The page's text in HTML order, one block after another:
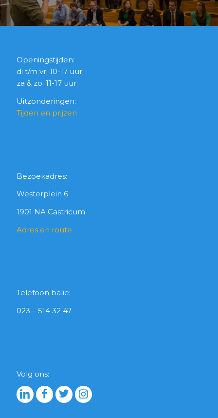
Openingstijden:
di t/m vr: 10-17 uur
za & zo: 11-17 uur
Uitzonderingen:
Tijden en prijzen
Bezoekadres:
Westerplein 6
1901 NA Castricum
Adres en route
Telefoon balie:
023 – 514 32 47
Volg ons: